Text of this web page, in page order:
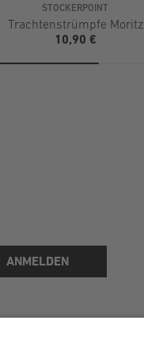
STOCKERPOINT
Trachtenstrümpfe Moritz
10,90 €
ANMELDEN